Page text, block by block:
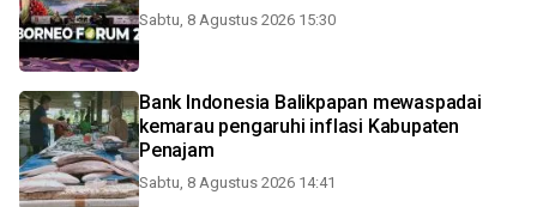
Sabtu, 8 Agustus 2026 15:30
Bank Indonesia Balikpapan mewaspadai
kemarau pengaruhi inflasi Kabupaten
Penajam
Sabtu, 8 Agustus 2026 14:41